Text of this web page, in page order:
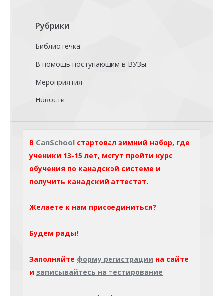
Рубрики
Библиотечка
В помощь поступающим в ВУЗы
Мероприятия
Новости
В CanSchool стартовал зимний набор, где
ученики 13-15 лет, могут пройти курс
обучения по канадской системе и
получить канадский аттестат.
Желаете к нам присоединиться?
Будем рады!
Заполняйте форму регистрации на сайте
и записывайтесь на тестирование